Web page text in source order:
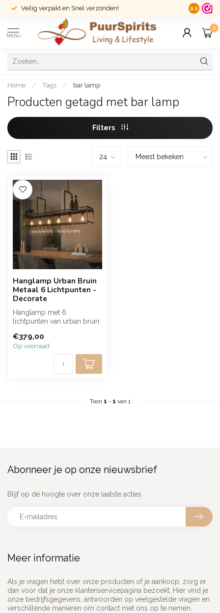
Veilig verpakt en Snel verzonden! 14 dagen
9.5
MENU
0
Home / Tags / bar lamp
Producten getagd met bar lamp
Filters
Hanglamp Urban Bruin
Metaal 6 Lichtpunten -
Decorate
Hanglamp met 6
lichtpunten van urban bruin
rek voor w...
€379,00
Op voorraad
Toon 1 - 1 van 1
Meer informatie
Als je vragen hebt over onze producten of je aankoop, zorg er
dan voor dat je onze klantenservicepagina bezoekt. Hier vind je
onze bedrijfsgegevens, antwoorden op veelgestelde vragen en
verschillende manieren om contact met ons op te nemen.
Abonneer je op onze nieuwsbrief
Blijf op de hoogte over onze laatste acties